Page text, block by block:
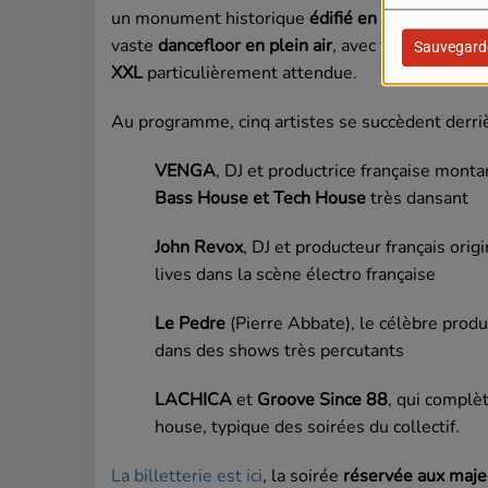
un monument historique édifié en 1821sur le
vaste dancefloor en plein air, avec vue sur la
XXL particulièrement attendue.
Au programme, cinq artistes se succèdent
VENGA, DJ et productrice française
Bass House et Tech Housetrès dansant
John Revox, DJ et producteur français
lives dans la scène électro française
Le Pedre (Pierre Abbate), le célèbre
dans des shows très percutants
LACHICAet Groove Since 88, qui
house, typique des soirées du collectif.
La billetterie est ici, la soirée réservée aux